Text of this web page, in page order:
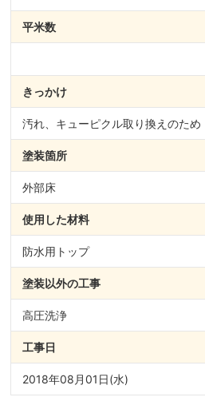
平米数
きっかけ
汚れ、キューピクル取り換えのため
塗装箇所
外部床
使用した材料
防水用トップ
塗装以外の工事
高圧洗浄
工事日
2018年08月01日(水)